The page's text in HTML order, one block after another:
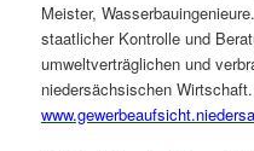
Meister,
staatlicher Kontrolle und
umweltverträglichen und
niedersächsischen